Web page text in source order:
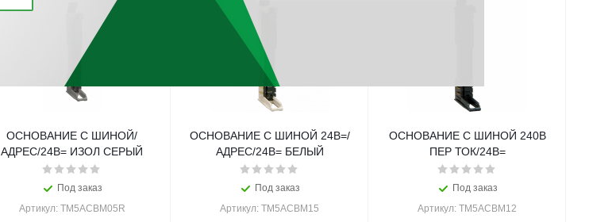
ОСНОВАНИЕ С ШИНОЙ/
АДРЕС/24В= ИЗОЛ СЕРЫЙ
Под заказ
Артикул: TM5ACBM05R
ОСНОВАНИЕ С ШИНОЙ 24В=/
АДРЕС/24В= БЕЛЫЙ
Под заказ
Артикул: TM5ACBM15
ОСНОВАНИЕ С ШИНОЙ 240В
ПЕР ТОК/24В=
Под заказ
Артикул: TM5ACBM12